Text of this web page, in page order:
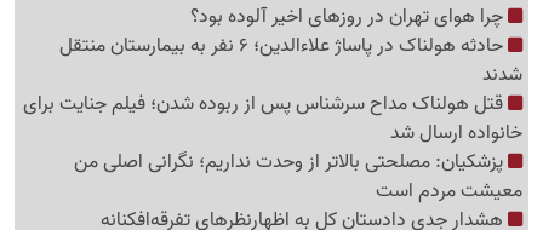
چرا هوای تهران در روزهای اخیر آلوده بود؟
حادثه هولناک در پاساژ علاءالدین؛ 6 نفر به بیمارستان منتقل
شدند
قتل هولناک مداح سرشناس پس از ربوده شدن؛ فیلم جنایت برای
خانواده ارسال شد
پزشکیان: مصلحتی بالاتر از وحدت نداریم؛ نگرانی اصلی من
معیشت مردم است
هشدار جدی دادستان کل به اظهارنظرهای تفرقه‌افکنانه